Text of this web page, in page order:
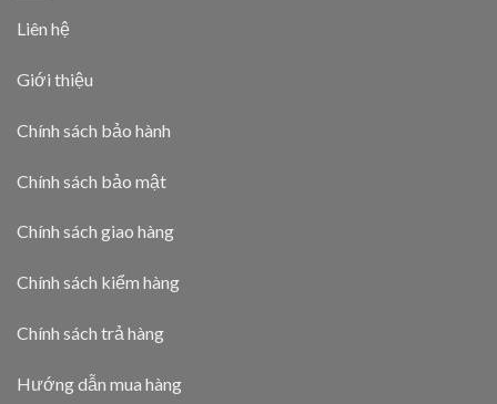
Liên hệ
Giới thiệu
Chính sách bảo hành
Chính sách bảo mật
Chính sách giao hàng
Chính sách kiểm hàng
Chính sách trả hàng
Hướng dẫn mua hàng